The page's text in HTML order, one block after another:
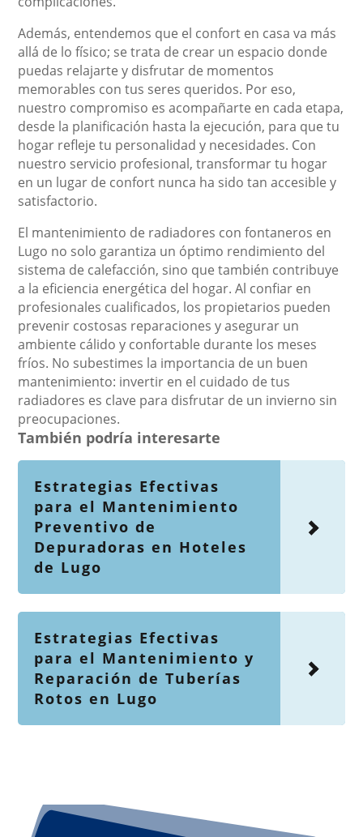
Además, entendemos que el confort en casa va más
allá de lo físico; se trata de crear un espacio donde
puedas relajarte y disfrutar de momentos
memorables con tus seres queridos. Por eso,
nuestro compromiso es acompañarte en cada etapa,
desde la planificación hasta la ejecución, para que tu
hogar refleje tu personalidad y necesidades. Con
nuestro servicio profesional, transformar tu hogar
en un lugar de confort nunca ha sido tan accesible y
satisfactorio.
El mantenimiento de radiadores con fontaneros en
Lugo no solo garantiza un óptimo rendimiento del
sistema de calefacción, sino que también contribuye
a la eficiencia energética del hogar. Al confiar en
profesionales cualificados, los propietarios pueden
prevenir costosas reparaciones y asegurar un
ambiente cálido y confortable durante los meses
fríos. No subestimes la importancia de un buen
mantenimiento: invertir en el cuidado de tus
radiadores es clave para disfrutar de un invierno sin
preocupaciones.
También podría interesarte
Estrategias Efectivas
para el Mantenimiento
Preventivo de
Depuradoras en Hoteles
de Lugo
Estrategias Efectivas
para el Mantenimiento y
Reparación de Tuberías
Rotos en Lugo